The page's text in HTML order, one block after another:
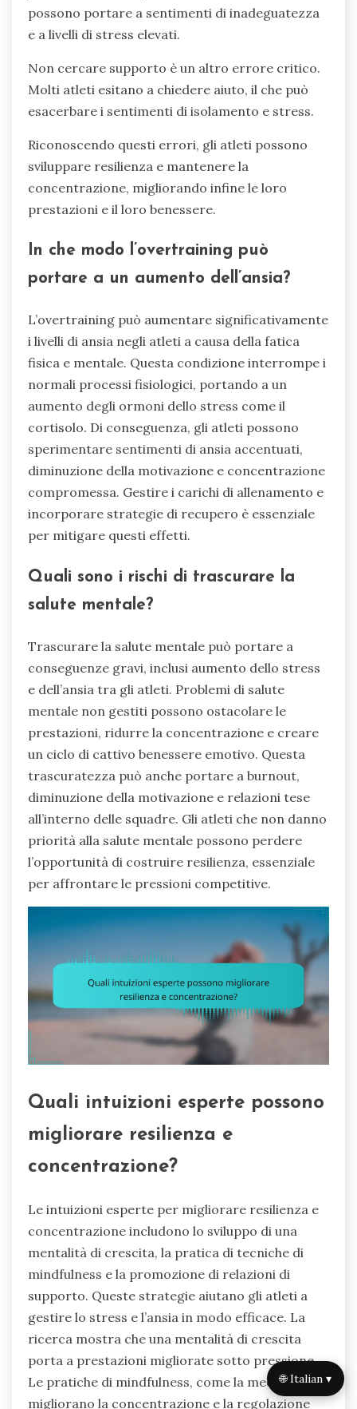
possono portare a sentimenti di inadeguatezza
e a livelli di stress elevati.
Non cercare supporto è un altro errore critico.
Molti atleti esitano a chiedere aiuto, il che può
esacerbare i sentimenti di isolamento e stress.
Riconoscendo questi errori, gli atleti possono
sviluppare resilienza e mantenere la
concentrazione, migliorando infine le loro
prestazioni e il loro benessere.
In che modo l’overtraining può
portare a un aumento dell’ansia?
L’overtraining può aumentare significativamente
i livelli di ansia negli atleti a causa della fatica
fisica e mentale. Questa condizione interrompe i
normali processi fisiologici, portando a un
aumento degli ormoni dello stress come il
cortisolo. Di conseguenza, gli atleti possono
sperimentare sentimenti di ansia accentuati,
diminuzione della motivazione e concentrazione
compromessa. Gestire i carichi di allenamento e
incorporare strategie di recupero è essenziale
per mitigare questi effetti.
Quali sono i rischi di trascurare la
salute mentale?
Trascurare la salute mentale può portare a
conseguenze gravi, inclusi aumento dello stress
e dell’ansia tra gli atleti. Problemi di salute
mentale non gestiti possono ostacolare le
prestazioni, ridurre la concentrazione e creare
un ciclo di cattivo benessere emotivo. Questa
trascuratezza può anche portare a burnout,
diminuzione della motivazione e relazioni tese
all’interno delle squadre. Gli atleti che non danno
priorità alla salute mentale possono perdere
l’opportunità di costruire resilienza, essenziale
per affrontare le pressioni competitive.
Quali intuizioni esperte possono
migliorare resilienza e
concentrazione?
Le intuizioni esperte per migliorare resilienza e
concentrazione includono lo sviluppo di una
mentalità di crescita, la pratica di tecniche di
mindfulness e la promozione di relazioni di
supporto. Queste strategie aiutano gli atleti a
gestire lo stress e l’ansia in modo efficace. La
ricerca mostra che una mentalità di crescita
porta a prestazioni migliorate sotto pressione.
Le pratiche di mindfulness, come la meditazione,
migliorano la concentrazione e la regolazione
🌐 Italian ▾